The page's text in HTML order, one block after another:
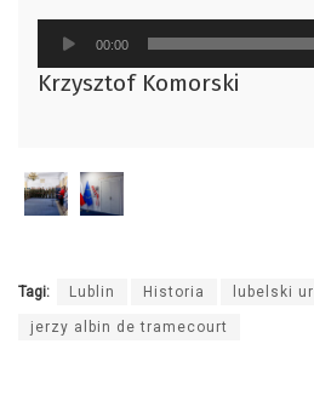
Odtwarzacz
plików
dźwiękowych
00:00
Krzysztof Komorski
Tagi: Lublin Historia lubelski
jerzy albin de tramecourt